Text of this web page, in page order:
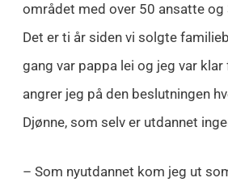
området med over 50 ansatte og
Det er ti år siden vi solgte
gang var pappa lei og jeg var
angrer jeg på den beslutningen
Djønne, som selv er utdannet
– Som nyutdannet kom jeg ut